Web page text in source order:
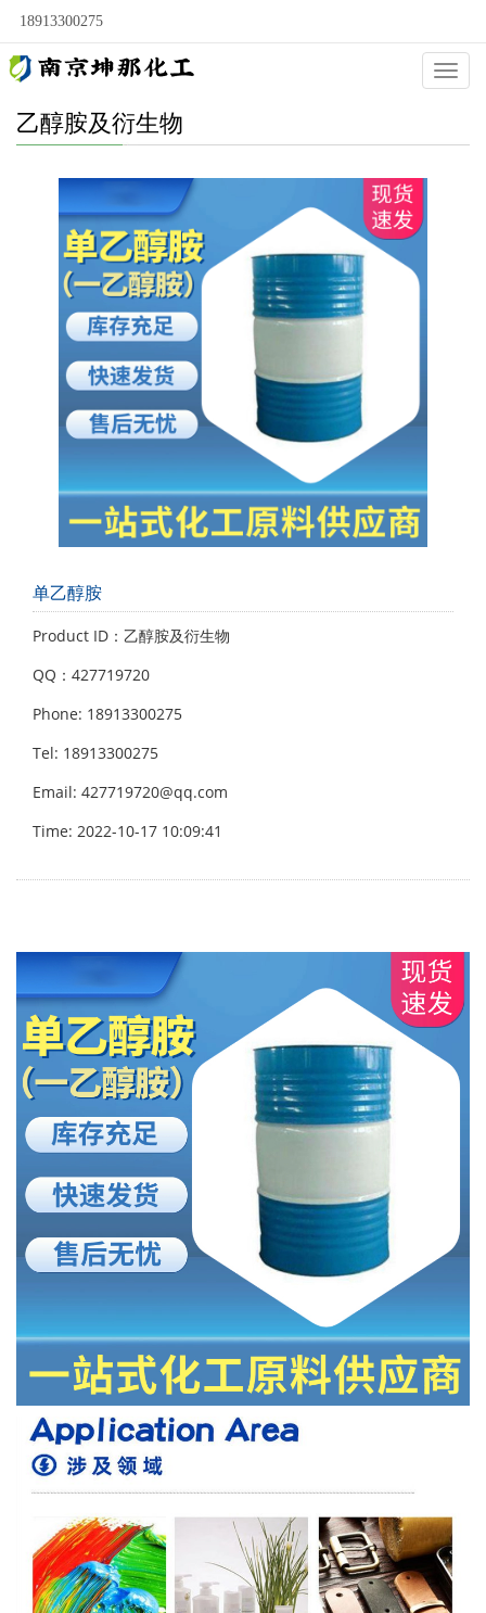
18913300275
乙醇胺及衍生物
单乙醇胺
Product ID：乙醇胺及衍生物
QQ：427719720
Phone: 18913300275
Tel: 18913300275
Email: 427719720@qq.com
Time: 2022-10-17 10:09:41